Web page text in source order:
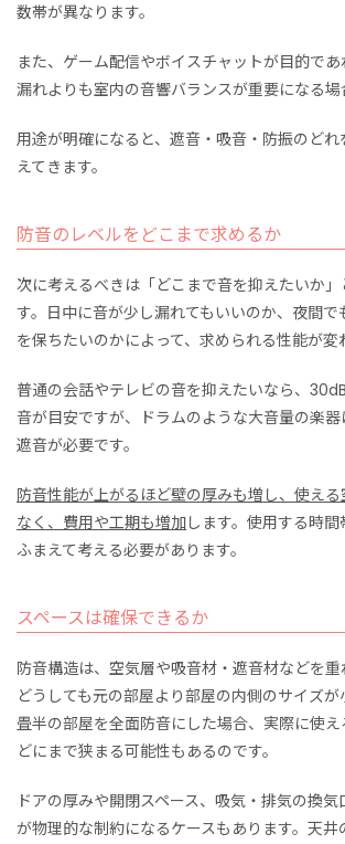
数帯が異なります。
また、ゲーム配信やボイスチャットが目的で
漏れよりも室内の音響バランスが重要になる場
用途が明確になると、遮音・吸音・防振のど
えてきます。
防音のレベルをどこまで求めるか
次に考えるべきは「どこまで音を抑えたいか
す。日中に音が少し漏れてもいいのか、夜間
を保ちたいのかによって、求められる性能が変
普通の会話やテレビの音を抑えたいなら、
音が目安ですが、ドラムのような大音量の楽
遮音が必要です。
防音性能が上がるほど壁の厚みも増し、使え
なく、費用や工期も増加します。使用する時
ふまえて考える必要があります。
スペースは確保できるか
防音構造は、空気層や吸音材・遮音材などを重
どうしても元の部屋より部屋の内側のサイズ
畳半の部屋を全面防音にした場合、実際に使
どにまで狭まる可能性もあるのです。
ドアの厚みや開閉スペース、吸気・排気の換
が物理的な制約になるケースもあります。天